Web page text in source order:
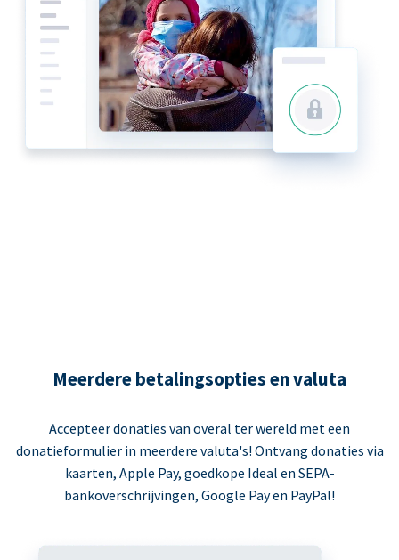
Meerdere betalingsopties en valuta
Accepteer donaties van overal ter wereld met een
donatieformulier in meerdere valuta's! Ontvang donaties via
kaarten, Apple Pay, goedkope Ideal en SEPA-
bankoverschrijvingen, Google Pay en PayPal!